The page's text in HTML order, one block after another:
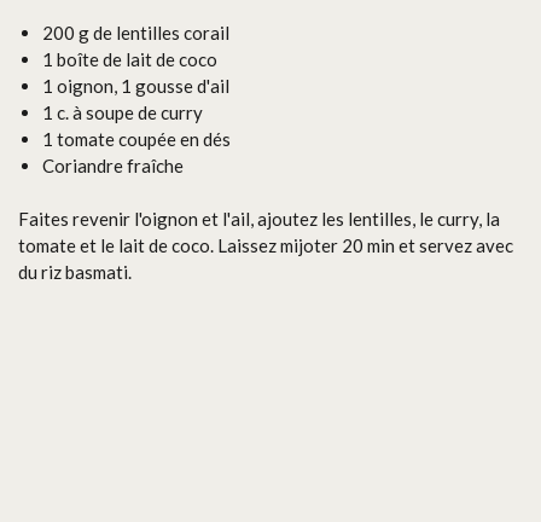
200 g de lentilles corail
1 boîte de lait de coco
1 oignon, 1 gousse d'ail
1 c. à soupe de curry
1 tomate coupée en dés
Coriandre fraîche
Faites revenir l'oignon et l'ail, ajoutez les lentilles, le curry, la
tomate et le lait de coco. Laissez mijoter 20 min et servez avec
du riz basmati.